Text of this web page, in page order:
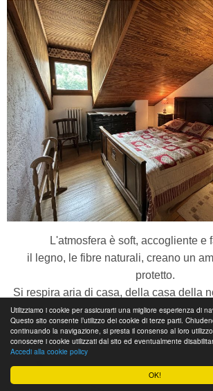
OK!
Utilizziamo i cookie per assicurarti una migliore esperienza di
Questo sito consente l’utilizzo dei cookie di terze parti.
continuando la navigazione, si presta il consenso al loro
conoscere i cookie utilizzati dal sito ed eventualmente
Accedi alla cookie policy
L'atmosfera è soft, accogliente e
il legno, le fibre naturali, creano un
protetto.
Si respira aria di casa, della casa della
ha nel cuore.
La casa si sviluppa su 2